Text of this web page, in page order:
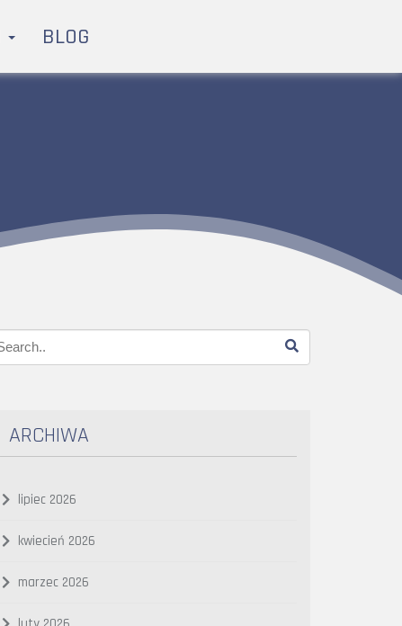
BLOG
ARCHIWA
lipiec 2026
kwiecień 2026
marzec 2026